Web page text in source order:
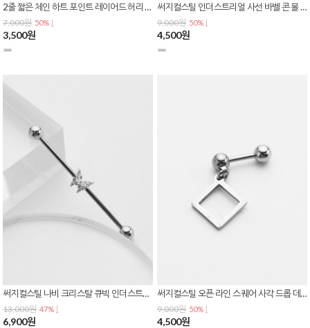
2줄 짧은 체인 하트 포인트 레이어드 허리 스커트 바지 패션 체인 AC-0243
7,000원 50% ↓
3,500원
써지컬스틸 인더스트리얼 사선 바벨 콘 볼 스트레이트 귀 연골 피어싱 P-0836
9,000원 50% ↓
4,500원
써지컬스틸 나비 크리스탈 큐빅 인더스트리얼 바벨 사선 피어싱 P-0834
13,000원 47% ↓
6,900원
써지컬스틸 오픈 라인 스퀘어 사각 드롭 데일리 피어싱 P-0833
9,000원 50% ↓
4,500원